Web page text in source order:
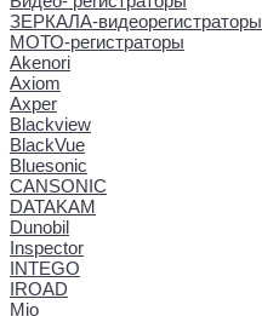
ЗЕРКАЛА-видеорегистраторы
МОТО-регистраторы
Akenori
Axiom
Axper
Blackview
BlackVue
Bluesonic
CANSONIC
DATAKAM
Dunobil
Inspector
INTEGO
IROAD
Mio